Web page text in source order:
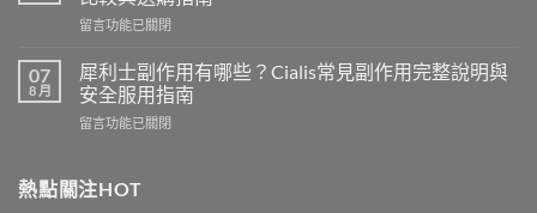
港
家
真
服
得
香
港
度
買？
2026
年
延
在
士
保
健
品
2026
留言功能已關閉
07
8 月
犀利士副作用有哪些？Cialis常見副作用完整說明與
安全服用指南
在
士
副
留言功能已關閉
熱點關注HOT